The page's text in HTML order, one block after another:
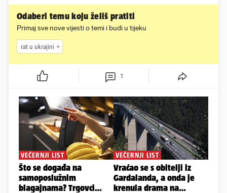
Odaberi temu koju želiš pratiti
Primaj sve nove vijesti o temi i budi u tijeku
rat u ukrajini
1